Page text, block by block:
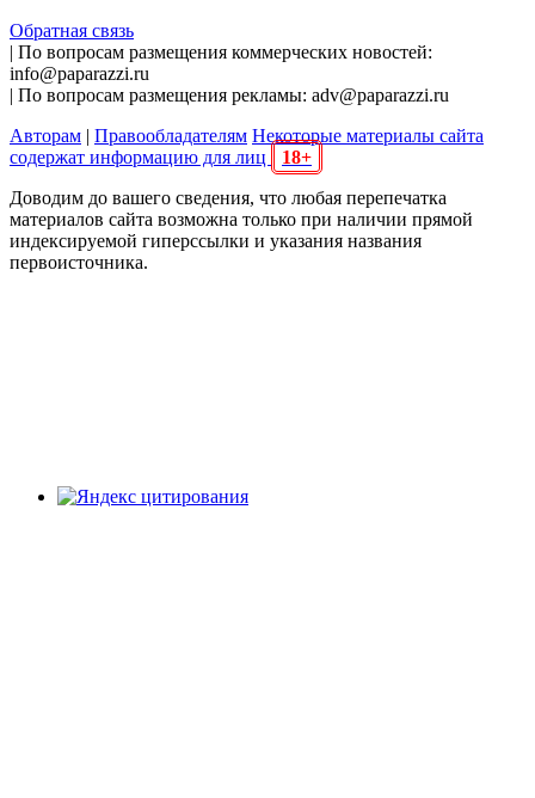
Обратная связь
| По вопросам размещения коммерческих новостей:
info@paparazzi.ru
| По вопросам размещения рекламы: adv@paparazzi.ru
Авторам | Правообладателям Некоторые материалы сайта
содержат информацию для лиц
18+
Доводим до вашего сведения, что любая перепечатка
материалов сайта возможна только при наличии прямой
индексируемой гиперссылки и указания названия
первоисточника.